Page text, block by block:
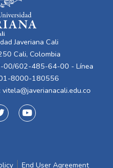
Javeriana Cali
Cali, Colombia
602-485-64-00 - Línea
8000-180556
vitela@javerianacali.edu.co
End User Agreement